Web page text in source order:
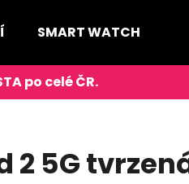
SMART WATCH
2 5G
HLEDAT